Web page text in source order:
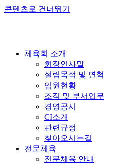
콘텐츠로 건너뛰기
체육회 소개
회장인사말
설립목적 및 연혁
임원현황
조직 및 부서업무
경영공시
CI소개
관련규정
찾아오시는길
전문체육
전문체육 안내